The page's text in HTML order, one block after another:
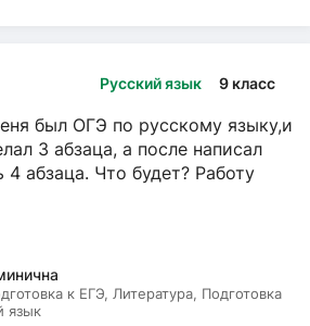
Русский язык 9 класс
был ОГЭ по русскому языку,и
3 абзаца, а после написал
абзаца. Что будет? Работу
к ЕГЭ, Литература, Подготовка
язык